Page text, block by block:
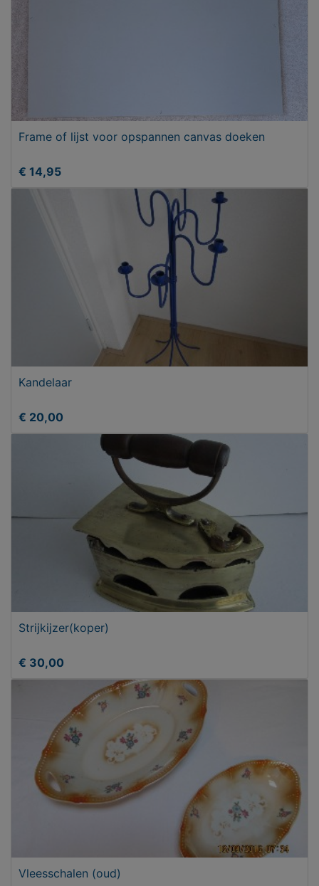
Frame of lijst voor opspannen canvas doeken
€ 14,95
Kandelaar
€ 20,00
Strijkijzer(koper)
€ 30,00
Vleesschalen (oud)